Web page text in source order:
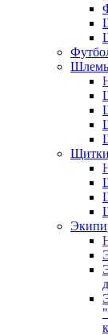
Щитки